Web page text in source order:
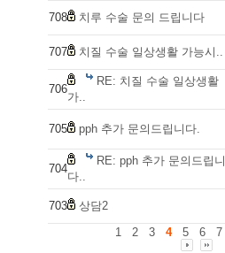
708 치루 수술 문의 드립니다
707 치질 수술 일상생활 가능시..
706
RE: 치질 수술 일상생활
가..
705 pph 추가 문의드립니다.
704
RE: pph 추가 문의드립니
다..
703 상담2
1
2 3 4 5 6 7